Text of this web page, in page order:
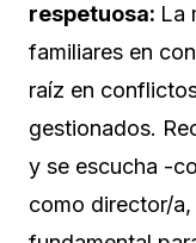
respetuosa: La
familiares en
raíz en
gestionados.
y se escucha -
como director/